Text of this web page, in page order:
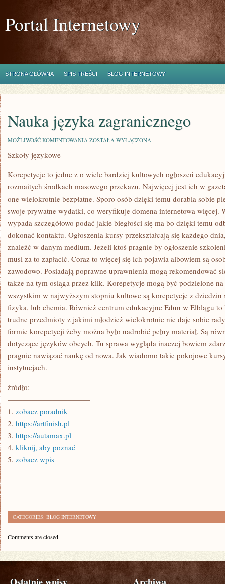
Portal Internetowy
STRONA GŁÓWNA SPIS TREŚCI BLOG INTERNETOWY
Nauka języka zagranicznego
MOŻLIWOŚĆ KOMENTOWANIA NAUKA
ZOSTAŁA WYŁĄCZONA
Szkoły językowe
Korepetycje to jedne z o wiele bardziej kultowych ogłoszeń
rozmaitych środkach masowego przekazu. Najwięcej jest ich w
one wielokrotnie bezpłatne. Sporo osób dzięki temu dorabia sobie
swoje prywatne wydatki, co weryfikuje domena internetowa więcej.
wypada szczegółowo podać jakie biegłości się ma bo dzięki temu
dokonać kontaktu. Ogłoszenia kursy przekształcają się każdego
znaleźć w danym medium. Jeżeli ktoś pragnie by ogłoszenie
musi za to zapłacić. Coraz to więcej się ich pojawia albowiem są
zawodowo. Posiadają poprawne uprawnienia mogą rekomendować
także na tym osiąga przez klik. Korepetycje mogą być podzielone
wszystkim w najwyższym stopniu kultowe są korepetycje z dziedzin
fizyka, lub chemia. Również centrum edukacyjne Edun w Elblągu to
trudne przedmioty z jakimi młodzież wielokrotnie nie daje sobie
formie korepetycji żeby można było nadrobić pełny materiał. Są
dotyczące języków obcych. Tu sprawa wygląda inaczej bowiem
pragnie nawiązać naukę od nowa. Jak wiadomo takie pokojowe
instytucjach.
źródło:
———————————
1. zobacz poradnik
2. https://artfinish.pl
3. https://autamax.pl
4. kliknij, aby poznać
5. zobacz wpis
CATEGORIES: BLOG INTERNETOWY
Comments are closed.